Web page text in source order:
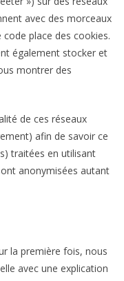
avec des morceaux
place des cookies.
également stocker et
montrer des
de ces réseaux
afin de savoir ce
traitées en utilisant
anonymisées autant
la première fois, nous
avec une explication